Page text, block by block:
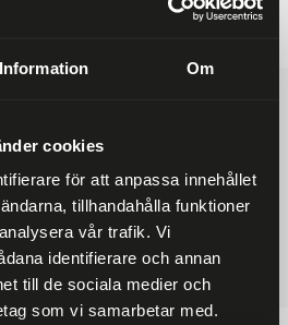
Information Om
cookies
för att anpassa innehållet
tillhandahålla funktioner
vår trafik. Vi
identifierare och annan
till de sociala medier och
som vi samarbetar med.
med DHL
eller Swish